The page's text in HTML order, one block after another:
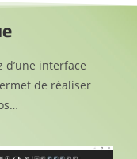
d’une interface
de réaliser